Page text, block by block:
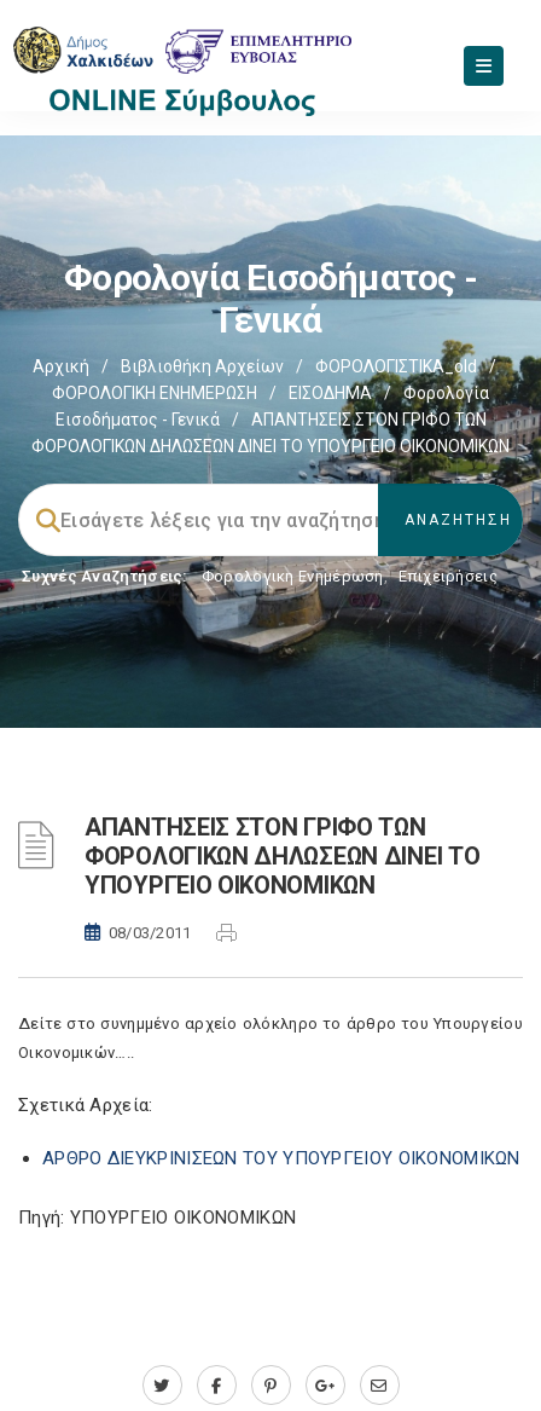
Φορολογία Εισοδήματος -
Γενικά
Αρχική / Βιβλιοθήκη Αρχείων / ΦΟΡΟΛΟΓΙΣΤΙΚΑ_old
/
ΦΟΡΟΛΟΓΙΚΗ ΕΝΗΜΕΡΩΣΗ
/ ΕΙΣΟΔΗΜΑ /
Φορολογία
Εισοδήματος - Γενικά
/
ΑΠΑΝΤΗΣΕΙΣ ΣΤΟΝ ΓΡΙΦΟ ΤΩΝ
ΦΟΡΟΛΟΓΙΚΩΝ ΔΗΛΩΣΕΩΝ ΔΙΝΕΙ ΤΟ ΥΠΟΥΡΓΕΙΟ ΟΙΚΟΝΟΜΙΚΩΝ
Συχνές Αναζητήσεις: Φορολογικη Ενημέρωση, Επιχειρήσεις
ΑΠΑΝΤΗΣΕΙΣ ΣΤΟΝ ΓΡΙΦΟ ΤΩΝ
ΦΟΡΟΛΟΓΙΚΩΝ ΔΗΛΩΣΕΩΝ ΔΙΝΕΙ ΤΟ
ΥΠΟΥΡΓΕΙΟ ΟΙΚΟΝΟΜΙΚΩΝ
08/03/2011
Δείτε στο συνημμένο αρχείο ολόκληρο το άρθρο του Υπουργείου
Οικονομικών…..
Σχετικά Αρχεία:
ΑΡΘΡΟ ΔΙΕΥΚΡΙΝΙΣΕΩΝ ΤΟΥ ΥΠΟΥΡΓΕΙΟΥ ΟΙΚΟΝΟΜΙΚΩΝ
Πηγή: ΥΠΟΥΡΓΕΙΟ ΟΙΚΟΝΟΜΙΚΩΝ